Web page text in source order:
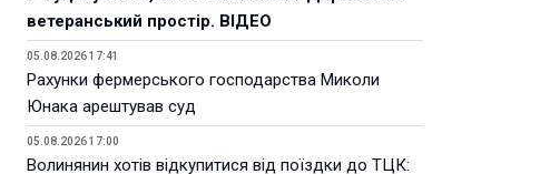
ветеранський простір. ВІДЕО
05.08.2026 17:41
Рахунки фермерського господарства Миколи
Юнака арештував суд
05.08.2026 17:00
Волинянин хотів відкупитися від поїздки до ТЦК: